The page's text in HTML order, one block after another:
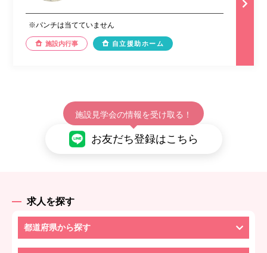
※パンチは当てていません
施設内行事 自立援助ホーム
施設見学会の情報を受け取る！
お友だち登録はこちら
求人を探す
都道府県から探す